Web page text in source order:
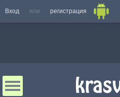
Вход или регистрация